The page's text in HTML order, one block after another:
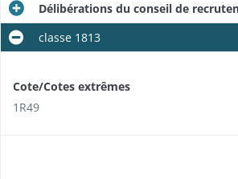
Délibérations du conseil de
classe 1813
Cote/Cotes extrêmes
1R49